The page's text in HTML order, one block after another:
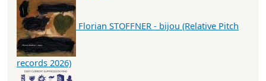
Florian STOFFNER - bijou (Relative Pitch
records 2026)